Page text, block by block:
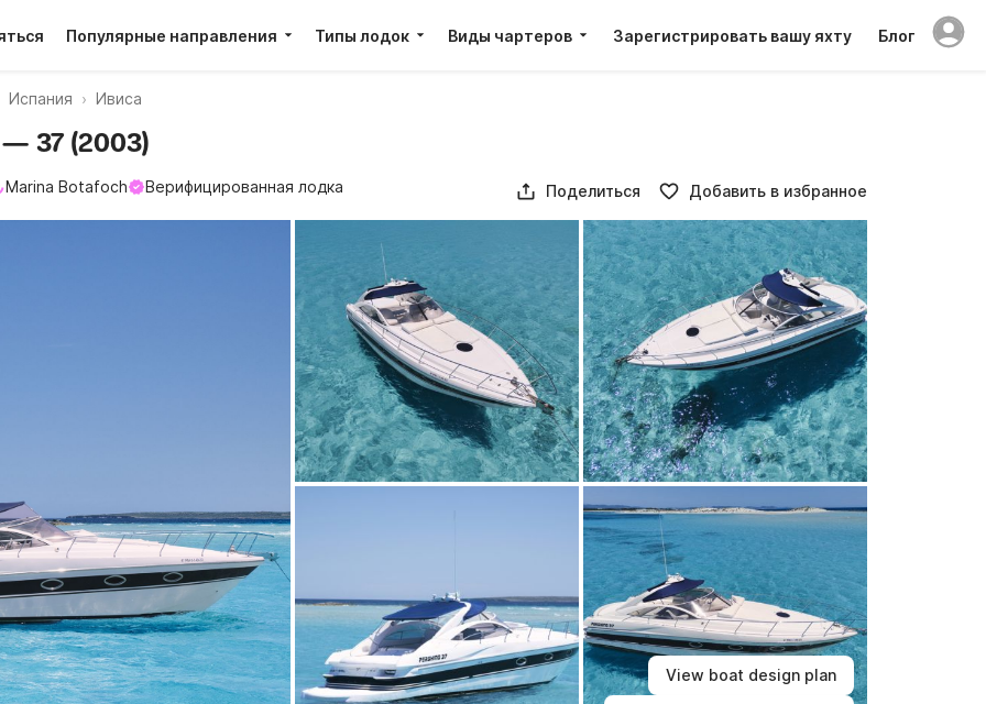
Популярные направления Типы лодок Виды чартеров Зарегистрировать вашу яхту Блог
Испания Ивиса
View boat design plan
37 (2003)
Marina Botafoch Верифицированная лодка Поделиться Добавить в избранное